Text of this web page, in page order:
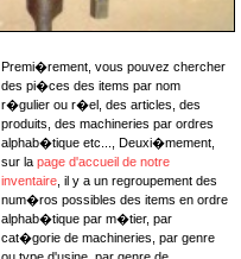
Premi�rement, vous pouvez chercher
des pi�ces des items par nom
r�gulier ou r�el, des articles, des
produits, des machineries par ordres
alphab�tique etc..., Deuxi�mement,
sur la page d'accueil de notre
inventaire , il y a un regroupement des
num�ros possibles des items en ordre
alphab�tique par m�tier, par
cat�gorie de machineries, par genre